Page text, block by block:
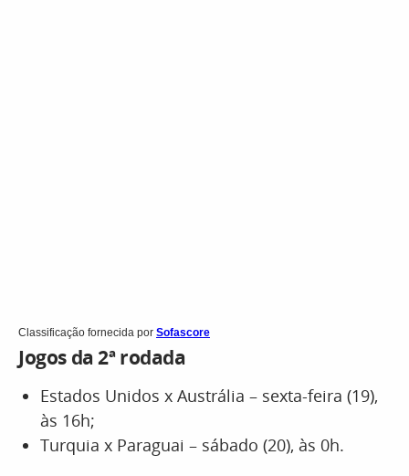
Classificação fornecida por Sofascore
Jogos da 2ª rodada
Estados Unidos x Austrália – sexta-feira (19),
às 16h;
Turquia x Paraguai – sábado (20), às 0h.